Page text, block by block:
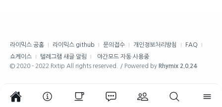
라이믹스 공홈 라이믹스 github 문의접수 개인정보처리방침
FAQ
쇼케이스
텔레그램 새글 알림
야간모드 자동 사용중
© 2020 - 2022 Rxtip All rights reserved. / Powered by Rhymix 2.0.24